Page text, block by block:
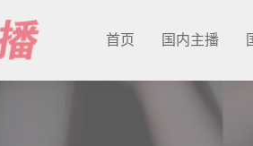
首页 国内主播